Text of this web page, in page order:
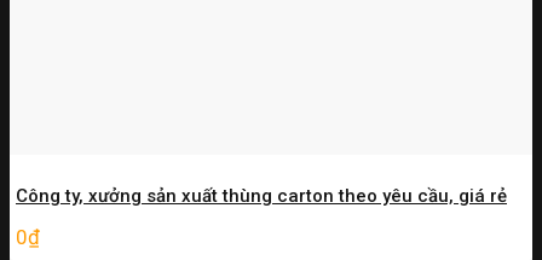
Công ty, xưởng sản xuất thùng carton theo yêu cầu, giá rẻ
0₫